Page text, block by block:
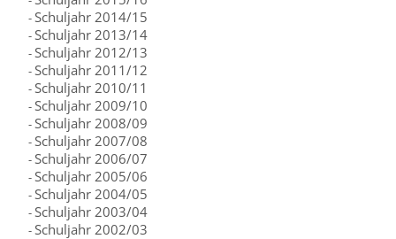
-Schuljahr 2014/15
-Schuljahr 2013/14
-Schuljahr 2012/13
-Schuljahr 2011/12
-Schuljahr 2010/11
-Schuljahr 2009/10
-Schuljahr 2008/09
-Schuljahr 2007/08
-Schuljahr 2006/07
-Schuljahr 2005/06
-Schuljahr 2004/05
-Schuljahr 2003/04
-Schuljahr 2002/03